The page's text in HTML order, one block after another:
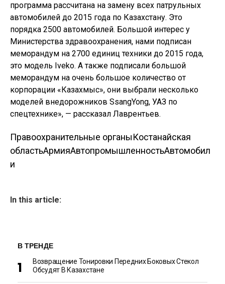
программа рассчитана на замену всех патрульных
автомобилей до 2015 года по Казахстану. Это
порядка 2500 автомобилей. Большой интерес у
Министерства здравоохранения, нами подписан
меморандум на 2700 единиц техники до 2015 года,
это модель Iveko. А также подписали большой
меморандум на очень большое количество от
корпорации «Казахмыс», они выбрали несколько
моделей внедорожников SsangYong, УАЗ по
спецтехнике», — рассказал Лаврентьев.
Правоохранительные органыКостанайская
областьАрмияАвтопромышленностьАвтомобил
и
In this article:
В ТРЕНДЕ
Возвращение Тонировки Передних Боковых Стекол
Обсудят В Казахстане